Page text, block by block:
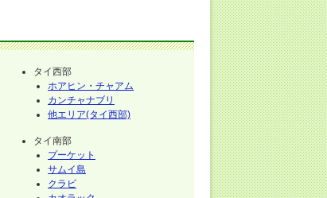
タイ西部
ホアヒン・チャアム
カンチャナブリ
他エリア(タイ西部)
タイ南部
プーケット
サムイ島
クラビ